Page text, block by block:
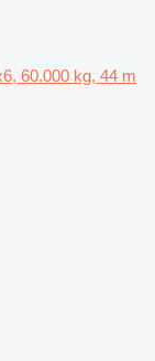
60.000 kg, 44 m